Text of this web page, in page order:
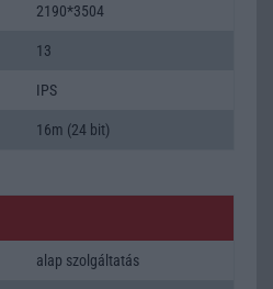
2190*3504
13
IPS
16m (24 bit)
alap szolgáltatás